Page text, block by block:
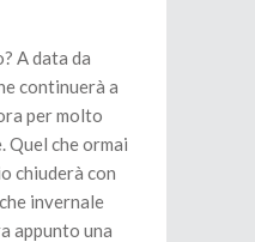
A data da
continuerà a
per molto
Quel che ormai
chiuderà con
invernale
appunto una